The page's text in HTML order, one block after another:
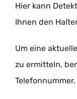
Hier kann
Ihnen den
Um eine
zu ermitteln,
Telefonnummer.